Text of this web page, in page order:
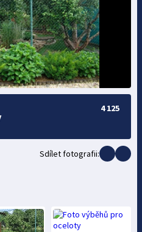
4 125
Sdílet fotografii: